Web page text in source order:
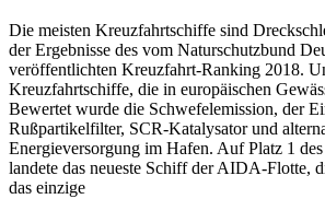
Die meisten Kreuzfahrtschiffe sind
der Ergebnisse des vom Naturschutzbund
veröffentlichten Kreuzfahrt-Ranking 2018.
Kreuzfahrtschiffe, die in europäischen
Bewertet wurde die Schwefelemission, der
Rußpartikelfilter, SCR-Katalysator und
Energieversorgung im Hafen. Auf Platz 1
landete das neueste Schiff der AIDA-Flotte,
das einzige